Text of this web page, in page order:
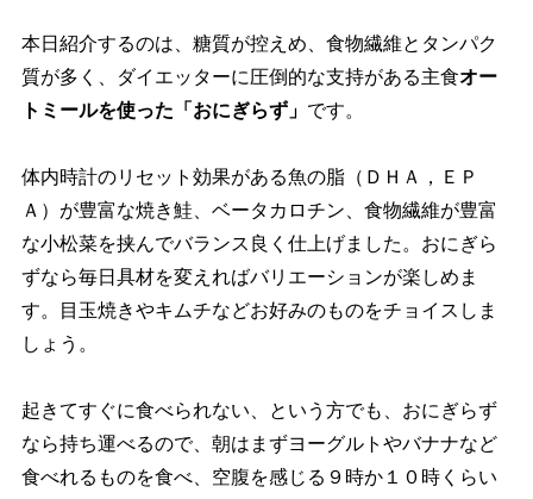
本日紹介するのは、糖質が控えめ、食物繊維とタンパク
質が多く、ダイエッターに圧倒的な支持がある主食オー
トミールを使った「おにぎらず」 です。
体内時計のリセット効果がある魚の脂（ＤＨＡ，ＥＰ
Ａ）が豊富な焼き鮭、ベータカロチン、食物繊維が豊富
な小松菜を挟んでバランス良く仕上げました。おにぎら
ずなら毎日具材を変えればバリエーションが楽しめま
す。目玉焼きやキムチなどお好みのものをチョイスしま
しょう。
起きてすぐに食べられない、という方でも、おにぎらず
なら持ち運べるので、朝はまずヨーグルトやバナナなど
食べれるものを食べ、空腹を感じる９時か１０時くらい